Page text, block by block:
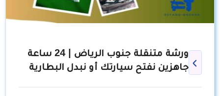
ورشة متنقلة جنوب الرياض | 24 ساعة
جاهزين نفتح سيارتك أو نبدل البطارية